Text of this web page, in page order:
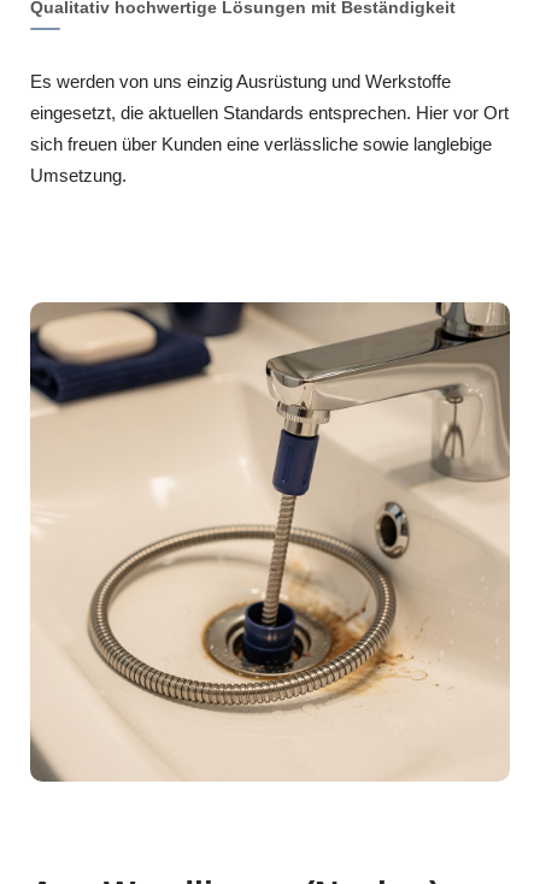
Qualitativ hochwertige Lösungen mit Beständigkeit
Es werden von uns einzig Ausrüstung und Werkstoffe
eingesetzt, die aktuellen Standards entsprechen. Hier vor Ort
sich freuen über Kunden eine verlässliche sowie langlebige
Umsetzung.